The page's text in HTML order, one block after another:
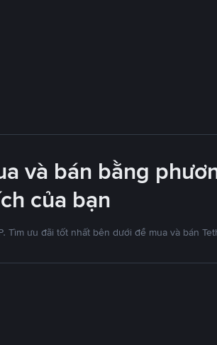
và bán bằng
của bạn
Tìm ưu đãi tốt nhất bên dưới để mua và bán